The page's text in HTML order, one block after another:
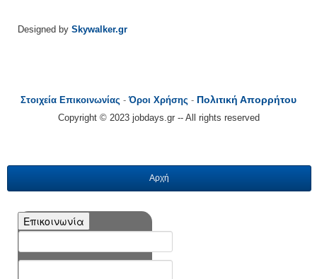
Designed by Skywalker.gr
Στοιχεία Επικοινωνίας -Όροι Χρήσης - Πολιτική Απορρήτου
Copyright © 2023 jobdays.gr -- All rights reserved
Αρχή